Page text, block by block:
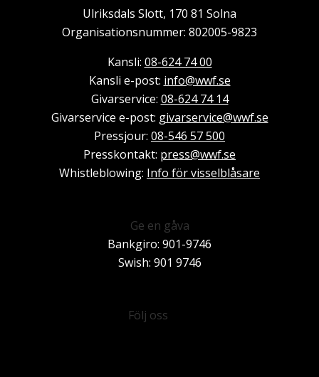
Ulriksdals Slott, 170 81 Solna
Organisationsnummer: 802005-9823
Kansli: 08-624 74 00
Kansli e-post: info@wwf.se
Givarservice: 08-624 74 14
Givarservice e-post: givarservice@wwf.se
Pressjour: 08-546 57 500
Presskontakt: press@wwf.se
Whistleblowing: Info för visselblåsare
Ge en gåva
Bankgiro: 901-9746
Swish: 901 9746
Följ oss